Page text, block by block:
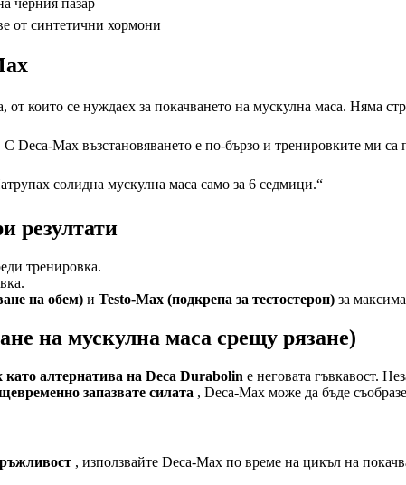
от синтетични хормони
които се нуждаех за покачването на мускулна маса. Няма
Deca-Max възстановяването е по-бързо и тренировките ми са
солидна мускулна маса само за 6 седмици.“
резултати
тренировка.
на обем) и Testo-Max (подкрепа за тестостерон) за
на мускулна маса срещу рязане)
алтернатива на Deca Durabolin е неговата гъвкавост.
запазвате силата , Deca-Max може да бъде
, използвайте Deca-Max по време на цикъл на